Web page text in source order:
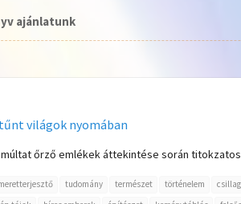
ajánlatunk
világok nyomában
múltat őrző emlékek áttekintése során
tudomány természet történelem